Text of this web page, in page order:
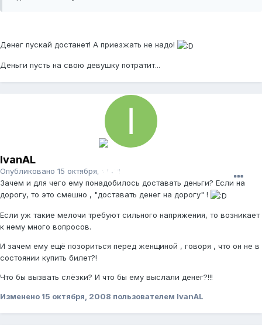
Денег пускай достанет! А приезжать не надо!
Деньги пусть на свою девушку потратит...
IvanAL
Опубликовано 15 октября, 2008
Зачем и для чего ему понадобилось доставать деньги? Если на
дорогу, то это смешно , "доставать денег на дорогу" !
Если уж такие мелочи требуют сильного напряжения, то возникает
к нему много вопросов.
И зачем ему ещё позориться перед женщиной , говоря , что он не в
состоянии купить билет?!
Что бы вызвать слёзки? И что бы ему выслали денег?!!!
Изменено 15 октября, 2008 пользователем IvanAL